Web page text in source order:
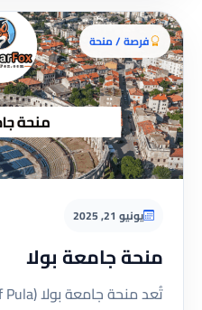
فرصة / منحة
يونيو 21, 2025
منحة جامعة بولا